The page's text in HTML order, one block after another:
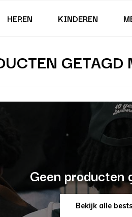
HEREN KINDEREN
Geen producten
Bekijk alle